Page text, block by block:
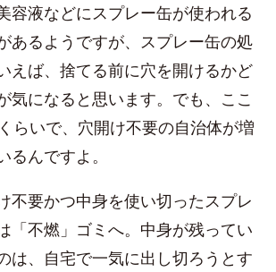
容液などにスプレー缶が使われる
あるようですが、スプレー缶の処
えば、捨てる前に穴を開けるかど
気になると思います。でも、ここ
らいで、穴開け不要の自治体が増
るんですよ。
不要かつ中身を使い切ったスプレ
「不燃」ゴミへ。中身が残ってい
は、自宅で一気に出し切ろうとす